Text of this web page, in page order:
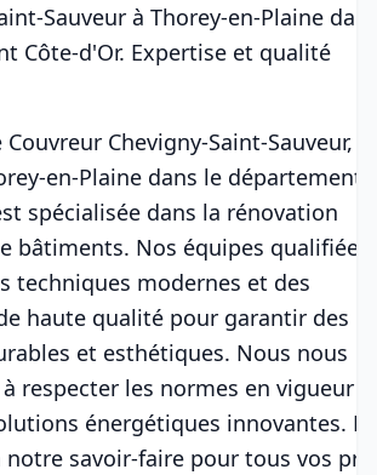
Sauveur à Thorey-en-Plaine
Côte-d'Or. Expertise et qualité
Chevigny-Saint-Sauveur,
en-Plaine dans le département
spécialisée dans la rénovation
bâtiments. Nos équipes qualifiées
techniques modernes et des
haute qualité pour garantir des
et esthétiques. Nous nous
respecter les normes en vigueur
énergétiques innovantes.
notre savoir-faire pour tous vos